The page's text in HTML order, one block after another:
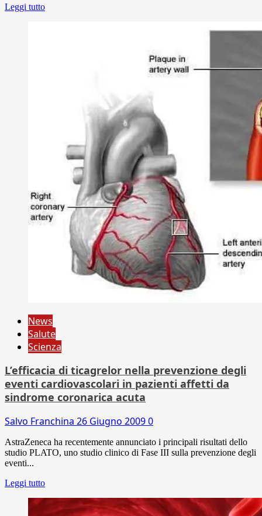
Leggi tutto
News
Salute
Scienza
L’efficacia di ticagrelor nella prevenzione degli
eventi cardiovascolari in pazienti affetti da
sindrome coronarica acuta
Salvo Franchina 26 Giugno 20090
AstraZeneca ha recentemente annunciato i principali risultati dello
studio PLATO, uno studio clinico di Fase III sulla prevenzione degli
eventi...
Leggi tutto